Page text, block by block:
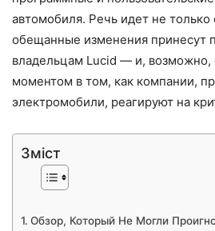
автомобиля. Речь идет не
обещанные изменения принесут
владельцам Lucid — и, возможно,
моментом в том, как компании,
электромобили, реагируют на
Зміст
Обзор, Который Не Могли